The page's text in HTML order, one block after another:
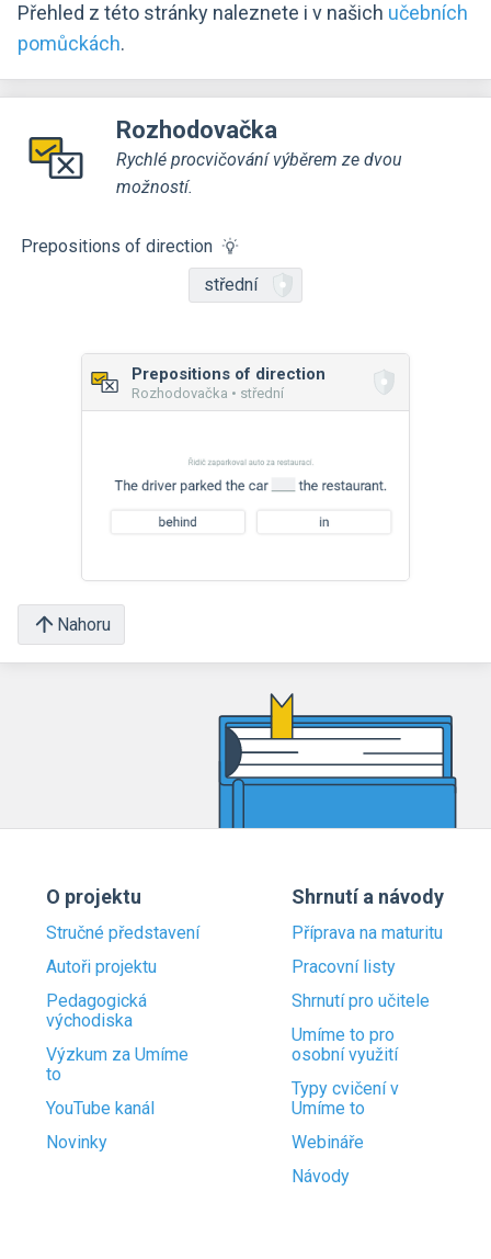
Přehled z této stránky naleznete i v našich učebních
pomůckách.
Rozhodovačka
Rychlé procvičování výběrem ze dvou
možností.
Prepositions of direction
střední
Prepositions of direction
Rozhodovačka • střední
Nahoru
O projektu
Stručné představení
Autoři projektu
Pedagogická
východiska
Výzkum za Umíme
to
YouTube kanál
Novinky
Shrnutí a návody
Příprava na maturitu
Pracovní listy
Shrnutí pro učitele
Umíme to pro
osobní využití
Typy cvičení v
Umíme to
Webináře
Návody